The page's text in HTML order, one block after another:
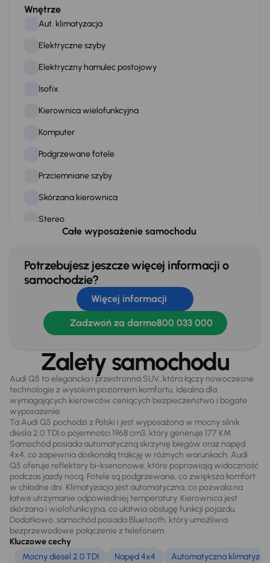
Wnętrze
Aut. klimatyzacja
Elektryczne szyby
Elektryczny hamulec postojowy
Isofix
Kierownica wielofunkcyjna
Komputer
Podgrzewane fotele
Przciemniane szyby
Skórzana kierownica
Stereo
Tempomat
WSP. KIEROWNICY
Zamek centralny
Automatyczne swiatla dzienne
Bi-xenony
Czujniki parkowania prz. i tył
Dzienne swiatla LED
El. otwierany bagażnik
Elektryczne lusterka
Oryginalne Alufelgi
Relingi dachowe
Światła przeciwmgielne
Tylne swiatla LED
Całe wyposażenie samochodu
Potrzebujesz jeszcze więcej informacji o
samochodzie?
Więcej informacji
Zadzwoń za darmo800 033 000
Zalety samochodu
Audi Q5 to elegancka i przestronna SUV, która łączy nowoczesne
technologie z wysokim poziomem komfortu. Idealna dla
wymagających kierowców ceniących bezpieczeństwo i bogate
wyposażenie.
Ta Audi Q5 pochodzi z Polski i jest wyposażona w mocny silnik
diesla 2.0 TDI o pojemności 1968 cm3, który generuje 177 KM.
Samochód posiada automatyczną skrzynię biegów oraz napęd
4x4, co zapewnia doskonałą trakcję w różnych warunkach. Audi
Q5 oferuje reflektory bi-ksenonowe, które poprawiają widoczność
podczas jazdy nocą. Fotele są podgrzewane, co zwiększa komfort
w chłodne dni. Klimatyzacja jest automatyczna, co pozwala na
łatwe utrzymanie odpowiedniej temperatury. Kierownica jest
skórzana i wielofunkcyjna, co ułatwia obsługę funkcji pojazdu.
Dodatkowo, samochód posiada Bluetooth, który umożliwia
bezprzewodowe połączenie z telefonem.
Kluczowe cechy
Mocny diesel 2.0 TDI
Napęd 4x4 Automatyczna